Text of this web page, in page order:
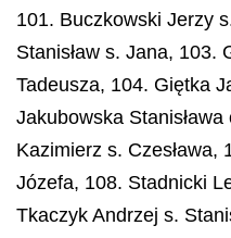
101. Buczkowski Jerzy
Stanisław s. Jana, 103.
Tadeusza, 104. Giętka
Jakubowska
Kazimierz s. Czesława,
Józefa, 108. Stadnicki
Tkaczyk Andrzej s.